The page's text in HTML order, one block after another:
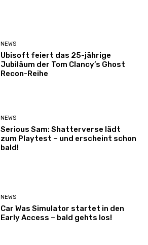
NEWS
Ubisoft feiert das 25-jährige
Jubiläum der Tom Clancy’s Ghost
Recon-Reihe
NEWS
Serious Sam: Shatterverse lädt
zum Playtest – und erscheint schon
bald!
NEWS
Car Was Simulator startet in den
Early Access – bald gehts los!